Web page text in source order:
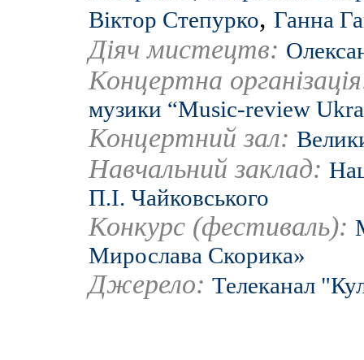
Віктор Степурко, Ганна
Діяч мистецтв:
Концертна
музики “Music-review
Концертний зал:
Навчальний заклад:
П.І. Чайковського
Конкурс (фестиваль):
Мирослава Скорика»
Джерело: Телеканал